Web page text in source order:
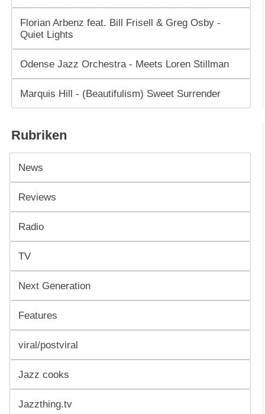
Florian Arbenz feat. Bill Frisell & Greg Osby -
Quiet Lights
Odense Jazz Orchestra - Meets Loren Stillman
Marquis Hill - (Beautifulism) Sweet Surrender
Rubriken
News
Reviews
Radio
TV
Next Generation
Features
viral/postviral
Jazz cooks
Jazzthing.tv